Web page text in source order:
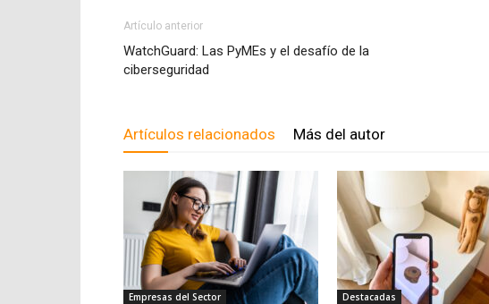
Artículo anterior
WatchGuard: Las PyMEs y el desafío de la
ciberseguridad
Artículos relacionados Más del autor
Empresas del Sector Destacadas